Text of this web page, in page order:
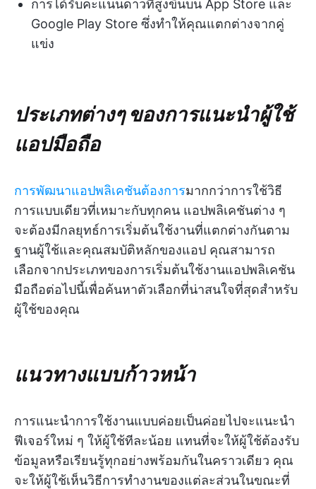
การได้รับคะแนนดาวที่สูงขึ้นบน App Store และ
Google Play Store ซึ่งทำให้คุณแตกต่างจากคู่
แข่ง
ประเภทต่างๆ ของการแนะนำผู้ใช้
แอปมือถือ
การพัฒนาแอปพลิเคชันต้องการมากกว่าการใช้วิธี
การแบบเดียวที่เหมาะกับทุกคน แอปพลิเคชันต่าง ๆ
จะต้องมีกลยุทธ์การเริ่มต้นใช้งานที่แตกต่างกันตาม
ฐานผู้ใช้และคุณสมบัติหลักของแอป คุณสามารถ
เลือกจากประเภทของการเริ่มต้นใช้งานแอปพลิเคชัน
มือถือต่อไปนี้เพื่อค้นหาตัวเลือกที่น่าสนใจที่สุดสำหรับ
ผู้ใช้ของคุณ
แนวทางแบบก้าวหน้า
การแนะนำการใช้งานแบบค่อยเป็นค่อยไปจะแนะนำ
ฟีเจอร์ใหม่ ๆ ให้ผู้ใช้ทีละน้อย แทนที่จะให้ผู้ใช้ต้องรับ
ข้อมูลหรือเรียนรู้ทุกอย่างพร้อมกันในคราวเดียว คุณ
จะให้ผู้ใช้เห็นวิธีการทำงานของแต่ละส่วนในขณะที่